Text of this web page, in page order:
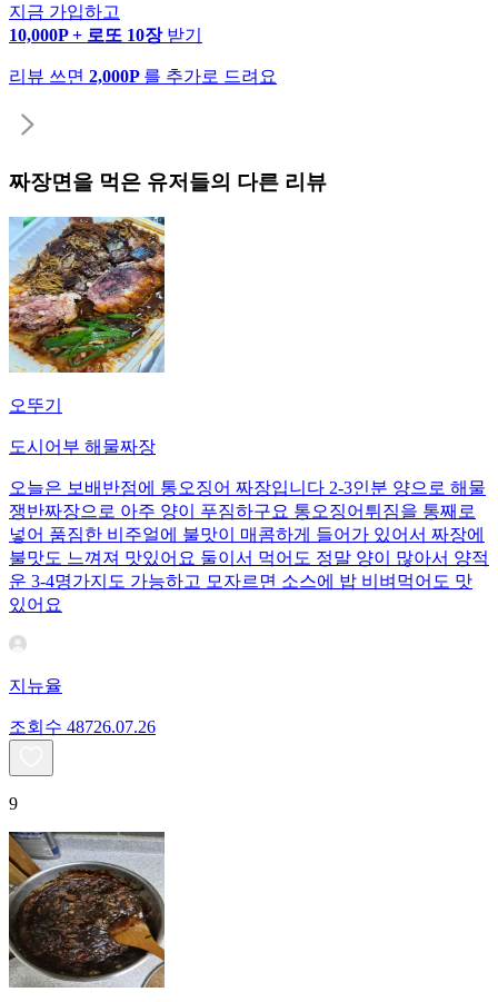
지금 가입하고
10,000P + 로또 10장 받기
리뷰 쓰면 2,000P 를 추가로 드려요
짜장면 을 먹은 유저들의 다른 리뷰
오뚜기
도시어부 해물짜장
오늘은 보배반점에 통오징어 짜장입니다 2-3인분 양으로 해물
쟁반짜장으로 아주 양이 푸짐하구요 통오징어튀짐을 통째로
넣어 품짐한 비주얼에 불맛이 매콤하게 들어가 있어서 짜장에
불맛도 느껴져 맛있어요 둘이서 먹어도 정말 양이 많아서 양적
운 3-4명가지도 가능하고 모자르면 소스에 밥 비벼먹어도 맛
있어요
지뉴율
조회수 48726.07.26
9